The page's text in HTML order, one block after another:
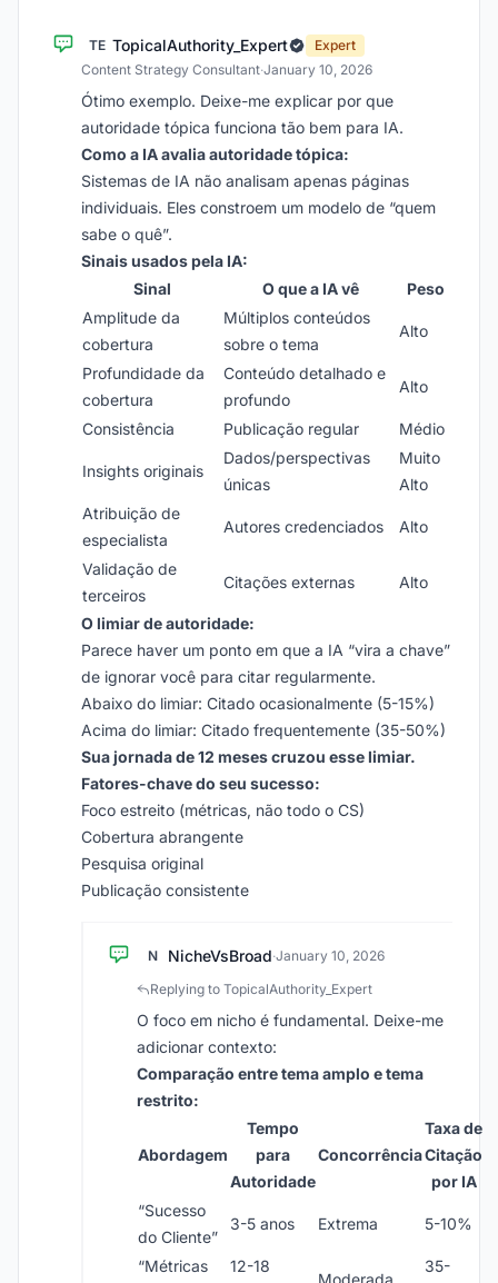
TE TopicalAuthority_Expert
Expert
Content Strategy Consultant·January 10, 2026
Ótimo exemplo. Deixe-me explicar por que
autoridade tópica funciona tão bem para IA.
Como a IA avalia autoridade tópica:
Sistemas de IA não analisam apenas páginas
individuais. Eles constroem um modelo de “quem
sabe o quê”.
Sinais usados pela IA:
Sinal
O que a IA vê
Peso
Amplitude da
cobertura
Múltiplos conteúdos
sobre o tema
Alto
Profundidade da
cobertura
Conteúdo detalhado e
profundo
Alto
Consistência Publicação regular Médio
Insights originais
Dados/perspectivas
únicas
Muito
Alto
Atribuição de
especialista
Autores credenciados Alto
Validação de
terceiros
Citações externas Alto
O limiar de autoridade:
Parece haver um ponto em que a IA “vira a chave”
de ignorar você para citar regularmente.
Abaixo do limiar: Citado ocasionalmente (5-15%)
Acima do limiar: Citado frequentemente (35-50%)
Sua jornada de 12 meses cruzou esse limiar.
Fatores-chave do seu sucesso:
Foco estreito (métricas, não todo o CS)
Cobertura abrangente
Pesquisa original
Publicação consistente
N NicheVsBroad·January 10, 2026
Replying to TopicalAuthority_Expert
O foco em nicho é fundamental. Deixe-me
adicionar contexto:
Comparação entre tema amplo e tema
restrito:
Abordagem
Tempo
para
Autoridade
Concorrência
Taxa de
Citação
por IA
“Sucesso
do Cliente”
3-5 anos Extrema 5-10%
“Métricas 12-18
Moderada
35-